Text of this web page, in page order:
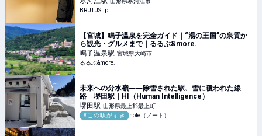
BRUTUS.jp
【宮城】鳴子温泉を完全ガイド｜“湯の王国”の泉質か
ら観光・グルメまで｜るるぶ&more.
鳴子温泉駅 宮城県大崎市
るるぶ&more.
未来への分水嶺――除雪された駅、雪に覆われた線
路 堺田駅｜HI（Human Intelligence）
堺田駅 山形県最上郡最上町
#この駅がすき
note（ノート）